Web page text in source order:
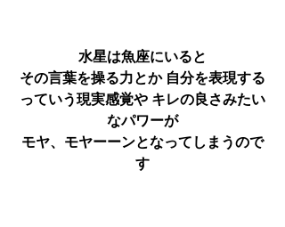
水星は魚座にいると
その言葉を操る力とか 自分を表現する
っていう現実感覚や キレの良さみたい
なパワーが
モヤ、モヤーーンとなってしまうので
す